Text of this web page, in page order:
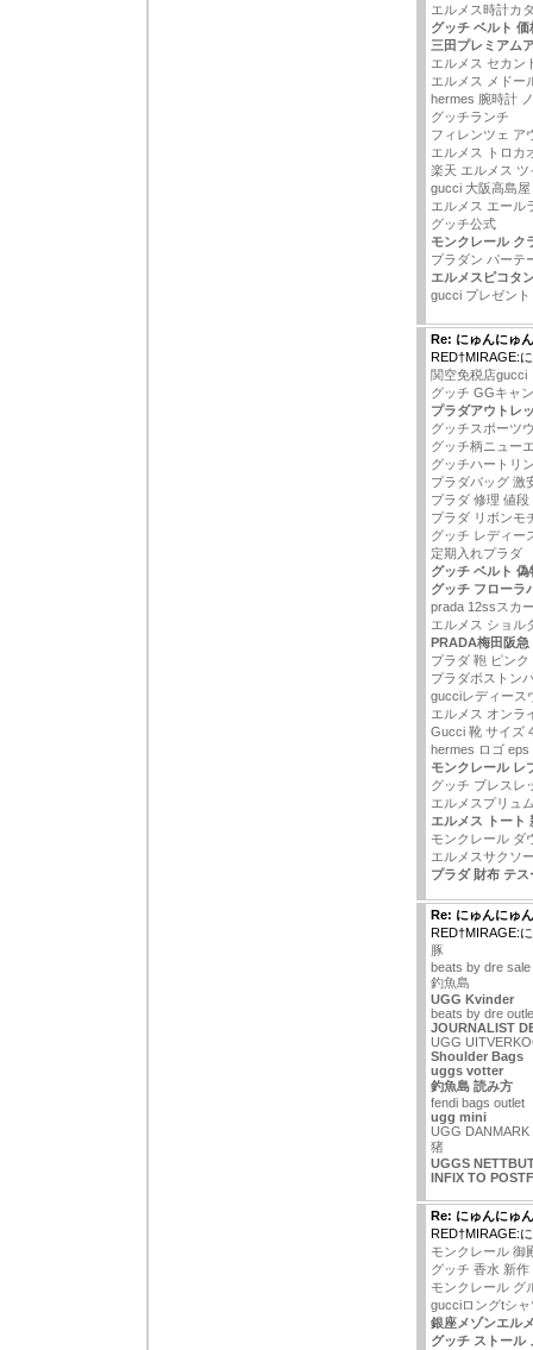
エルメス時計カ
グッチ ベルト 価
三田プレミアム
エルメス セカン
エルメス メドー
hermes 腕時計
グッチランチ
フィレンツェ ア
エルメス トロカ
楽天 エルメス ツ
gucci 大阪高島屋
エルメス エール
グッチ公式
モンクレール ク
プラダン パーテ
エルメスピコタ
gucci プレゼント
Re: にゅんにゅ
RED†MIRAGE:
関空免税店gucci
グッチ GGキャ
プラダアウトレ
グッチスポーツ
グッチ柄ニュー
グッチハートリ
プラダバッグ 激
プラダ 修理 値段
プラダ リボンモ
グッチ レディー
定期入れプラダ
グッチ ベルト 偽
グッチ フローラ
prada 12ssスカ
エルメス ショル
PRADA梅田阪急
プラダ 鞄 ピンク
プラダボストン
gucciレディース
エルメス オンラ
Gucci 靴 サイズ
hermes ロゴ eps
モンクレール レ
グッチ ブレスレ
エルメスプリュ
エルメス トート
モンクレール ダ
エルメスサクソ
プラダ 財布 テス
Re: にゅんにゅ
RED†MIRAGE:
豚
beats by dre sale
釣魚島
UGG Kvinder
beats by dre
JOURNALIST
UGG
Shoulder Bags
uggs votter
釣魚島 読み方
fendi bags outlet
ugg mini
UGG DANMARK
猪
UGGS
INFIX TO
Re: にゅんにゅ
RED†MIRAGE:
モンクレール 御
グッチ 香水 新作
モンクレール グ
gucciロングtシャ
銀座メゾンエル
グッチ ストール